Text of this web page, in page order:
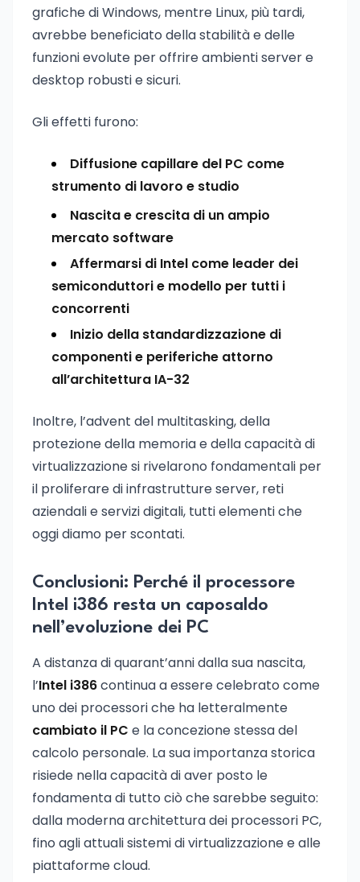
grafiche di Windows, mentre Linux, più tardi,
avrebbe beneficiato della stabilità e delle
funzioni evolute per offrire ambienti server e
desktop robusti e sicuri.
Gli effetti furono:
Diffusione capillare del PC come
strumento di lavoro e studio
Nascita e crescita di un ampio
mercato software
Affermarsi di Intel come leader dei
semiconduttori e modello per tutti i
concorrenti
Inizio della standardizzazione di
componenti e periferiche attorno
all’architettura IA-32
Inoltre, l’advent del multitasking, della
protezione della memoria e della capacità di
virtualizzazione si rivelarono fondamentali per
il proliferare di infrastrutture server, reti
aziendali e servizi digitali, tutti elementi che
oggi diamo per scontati.
Conclusioni: Perché il processore
Intel i386 resta un caposaldo
nell’evoluzione dei PC
A distanza di quarant’anni dalla sua nascita,
l’Intel i386continua a essere celebrato come
uno dei processori che ha letteralmente
cambiato il PC e la concezione stessa del
calcolo personale. La sua importanza storica
risiede nella capacità di aver posto le
fondamenta di tutto ciò che sarebbe seguito:
dalla moderna architettura dei processori PC,
fino agli attuali sistemi di virtualizzazione e alle
piattaforme cloud.